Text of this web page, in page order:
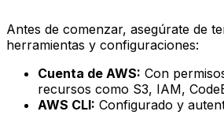
Antes de comenzar, asegúrate de
herramientas y configuraciones:
Cuenta de AWS: Con
recursos como S3, IAM,
AWS CLI: Configurado y